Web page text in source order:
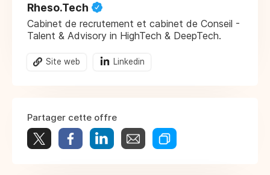
Rheso.Tech
Cabinet de recrutement et cabinet de Conseil -
Talent & Advisory in HighTech & DeepTech.
Site web Linkedin
Partager cette offre